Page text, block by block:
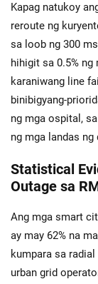
Kapag natukoy
reroute ng
sa loob ng 300
hihigit sa 0.5%
karaniwang line
binibigyang-
ng mga ospital,
ng mga landas ng
Statistical
Outage sa
Ang mga smart
ay may 62% na
kumpara sa
urban grid